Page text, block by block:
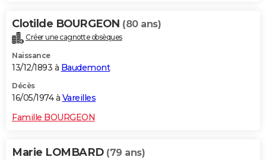
Clotilde BOURGEON (80 ans)
Créer une cagnotte obsèques
Naissance
13/12/1893 à Baudemont
Décès
16/05/1974 à Vareilles
Famille BOURGEON
Marie LOMBARD (79 ans)